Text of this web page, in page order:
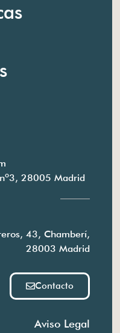
28005 Madrid
43, Chamberí,
28003 Madrid
Contacto
Aviso Legal